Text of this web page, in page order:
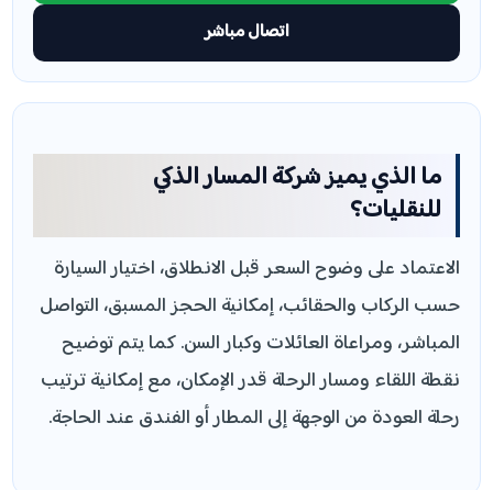
اتصال مباشر
ما الذي يميز شركة المسار الذكي
للنقليات؟
الاعتماد على وضوح السعر قبل الانطلاق، اختيار السيارة
حسب الركاب والحقائب، إمكانية الحجز المسبق، التواصل
المباشر، ومراعاة العائلات وكبار السن. كما يتم توضيح
نقطة اللقاء ومسار الرحلة قدر الإمكان، مع إمكانية ترتيب
رحلة العودة من الوجهة إلى المطار أو الفندق عند الحاجة.